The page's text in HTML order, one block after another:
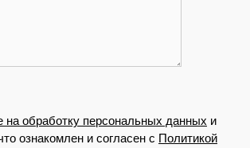
на обработку персональных данных и
ознакомлен и согласен с Политикой